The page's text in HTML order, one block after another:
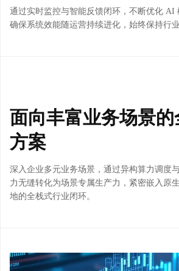
通过实时监控与智能反馈闭环，不断优化 AI
确保系统效能随运营持续进化，始终保持行
面向丰富业务场景
方案
深入企业多元业务场景，通过异构算力调度
力无缝转化为场景专属生产力，紧密嵌入原
地的全栈式行业闭环。